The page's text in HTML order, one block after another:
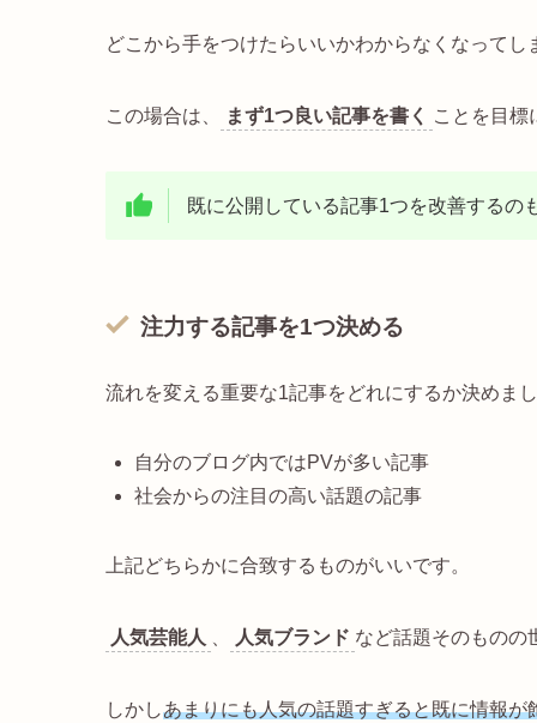
どこから手をつけたらいいかわからなくなってし
この場合は、 まず1つ良い記事を書く ことを目標
既に公開している記事1つを改善するの
注力する記事を1つ決める
流れを変える重要な1記事をどれにするか決めま
自分のブログ内ではPVが多い記事
社会からの注目の高い話題の記事
上記どちらかに合致するものがいいです。
人気芸能人 、 人気ブランド など話題そのものの
しかしあまりにも人気の話題すぎると既に情報